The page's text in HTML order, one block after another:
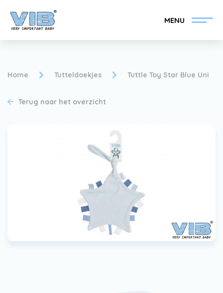
MENU
Vind uw VIB®-Dealer
VIB®-Dealer worden
Home Tutteldoekjes Tuttle Toy Star Blue Uni
Terug naar het overzicht